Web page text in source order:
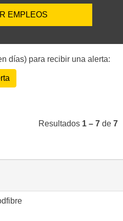
días) para recibir una alerta:
Resultados 1 – 7 de 7